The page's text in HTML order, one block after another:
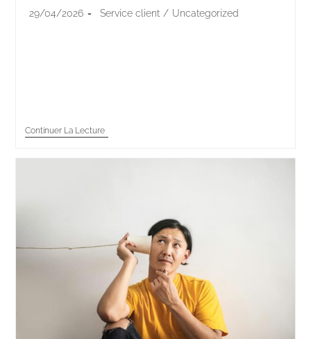
29/04/2026 Service client / Uncategorized
Continuer La Lecture